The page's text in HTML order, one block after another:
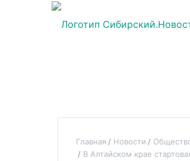
Главная Новости
В Алтайском крае